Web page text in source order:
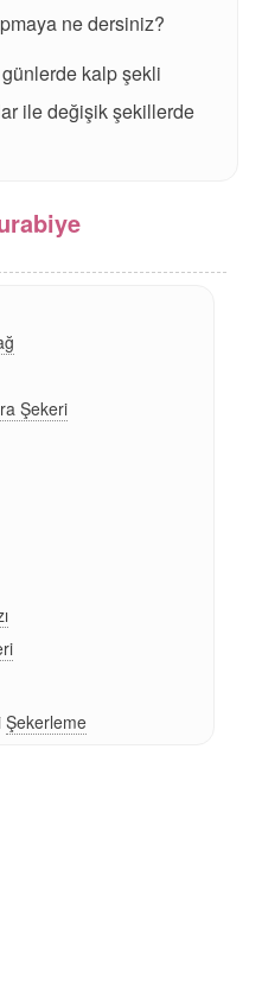
ne dersiniz?
kalp şekli
ile değişik şekillerde
Şekeri
Şekerleme